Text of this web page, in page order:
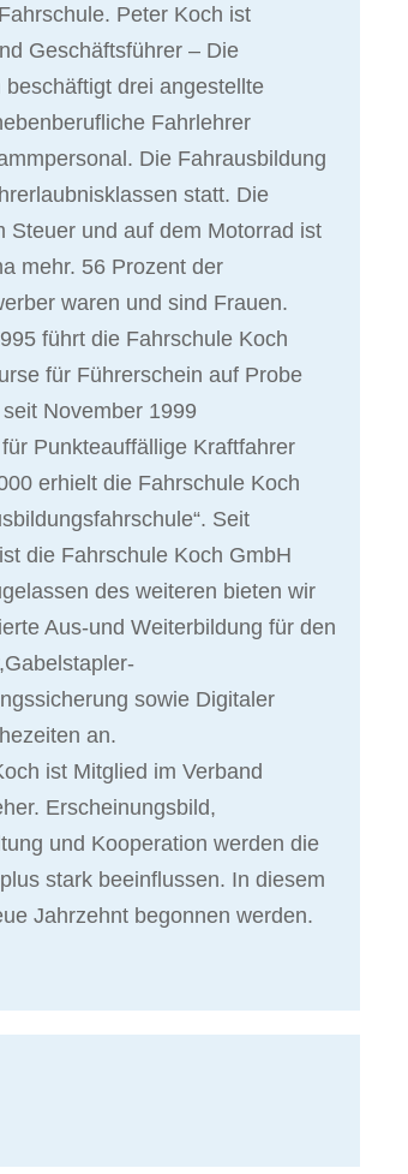
Peter Koch ist
Geschäftsführer – Die
beschäftigt drei angestellte
Fahrlehrer
Die Fahrausbildung
statt. Die
Steuer und auf dem Motorrad ist
mehr. 56 Prozent der
waren und sind Frauen.
führt die Fahrschule Koch
für Führerschein auf Probe
November 1999
Punkteauffällige Kraftfahrer
erhielt die Fahrschule Koch
Seit
die Fahrschule Koch GmbH
des weiteren bieten wir
Aus-und Weiterbildung für den
sowie Digitaler
an.
ist Mitglied im Verband
Erscheinungsbild,
und Kooperation werden die
stark beeinflussen. In diesem
Jahrzehnt begonnen werden.